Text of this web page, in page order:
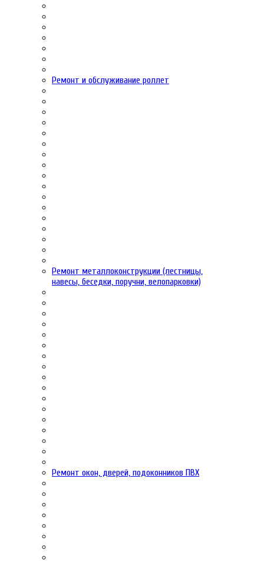
Ремонт и обслуживание роллет
Ремонт металлоконструкции (лестницы,
навесы, беседки, поручни, велопарковки)
Ремонт окон, дверей, подоконников ПВХ